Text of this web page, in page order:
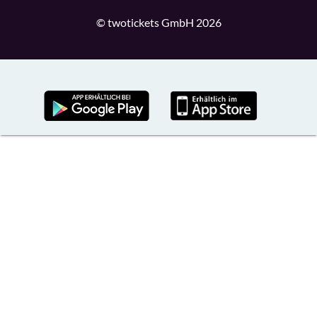
© twotickets GmbH 2026